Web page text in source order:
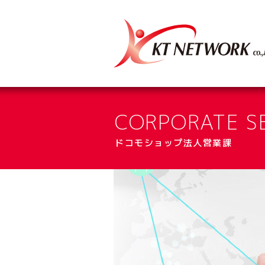
》ドコモショップ田川バイパス
》シャトレーゼ田川バイパス店
CORPORATE
ドコモショップ法人営業課